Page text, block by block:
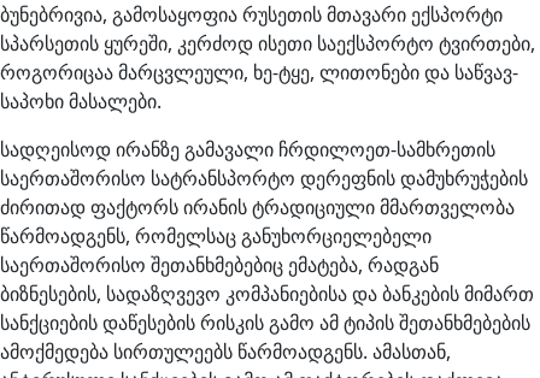
ბუნებრივია, გამოსაყოფია რუსეთის მთავარი ექსპორტი
სპარსეთის ყურეში, კერძოდ ისეთი საექსპორტო ტვირთები,
როგორიცაა მარცვლეული, ხე-ტყე, ლითონები და საწვავ-
საპოხი მასალები.
სადღეისოდ ირანზე გამავალი ჩრდილოეთ-სამხრეთის
საერთაშორისო სატრანსპორტო დერეფნის დამუხრუჭების
ძირითად ფაქტორს ირანის ტრადიციული მმართველობა
წარმოადგენს, რომელსაც განუხორციელებელი
საერთაშორისო შეთანხმებებიც ემატება, რადგან
ბიზნესების, სადაზღვევო კომპანიებისა და ბანკების მიმართ
სანქციების დაწესების რისკის გამო ამ ტიპის შეთანხმებების
ამოქმედება სირთულეებს წარმოადგენს. ამასთან,